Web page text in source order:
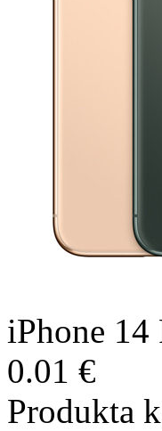
iPhone 14
0.01 €
Produkta